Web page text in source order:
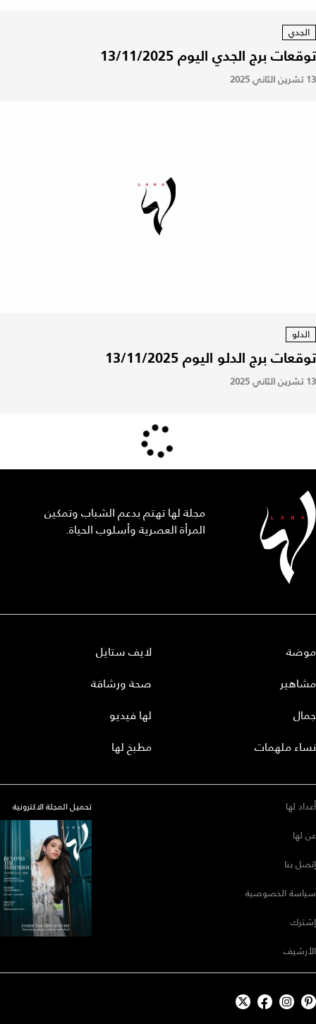
الجدي
توقعات برج الجدي اليوم 13/11/2025
13 تشرين الثاني 2025
الدلو
توقعات برج الدلو اليوم 13/11/2025
13 تشرين الثاني 2025
مجلة لها تهتم بدعم الشباب وتمكين
المرأة العصرية وأسلوب الحياة.
موضة
مشاهير
جمال
نساء ملهمات
لايف ستايل
صحة ورشاقة
لها فيديو
مطبخ لها
أعداد لها
عن لها
إتصل بنا
سياسة الخصوصية
إشترك
الأرشيف
تحميل المجلة الاكترونية